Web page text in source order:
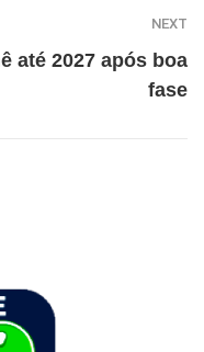
NEXT
até 2027 após boa
fase